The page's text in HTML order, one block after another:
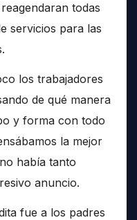
todas
servicios para las
los trabajadores
de qué manera
y forma con todo
la mejor
había tanto
anuncio.
fue a los padres